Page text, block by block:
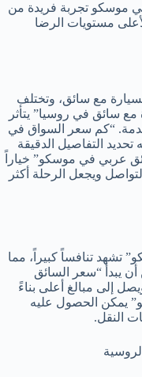
موسكو تجربة فريدة من
مستويات الرضا
مع سائق، وتختلف
سائق في روسيا” يتأثر
“كم سعر السواق في
التفاصيل الدقيقة
عربي في موسكو” خياراً
ويجعل الرحلة أكثر
تشهد تنافساً كبيراً، مما
يبدأ “سعر السائق
إلى مبالغ أعلى بناءً
يمكن الحصول عليه
النقل.